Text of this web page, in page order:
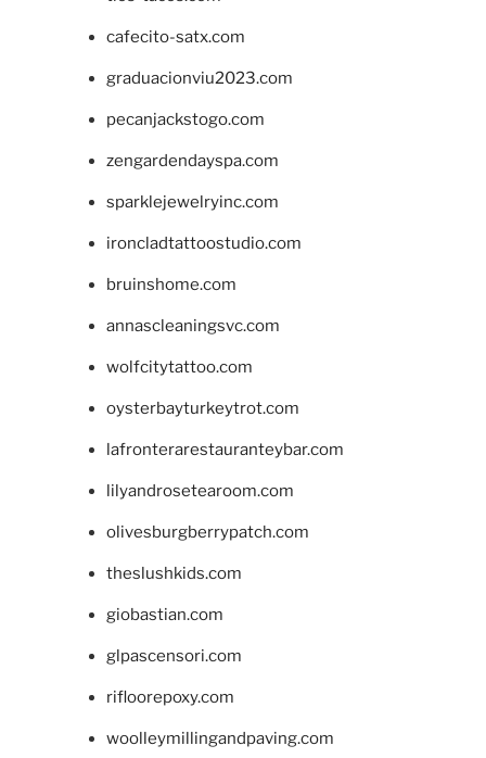
cafecito-satx.com
graduacionviu2023.com
pecanjackstogo.com
zengardendayspa.com
sparklejewelryinc.com
ironcladtattoostudio.com
bruinshome.com
annascleaningsvc.com
wolfcitytattoo.com
oysterbayturkeytrot.com
lafronterarestauranteybar.com
lilyandrosetearoom.com
olivesburgberrypatch.com
theslushkids.com
giobastian.com
glpascensori.com
rifloorepoxy.com
woolleymillingandpaving.com